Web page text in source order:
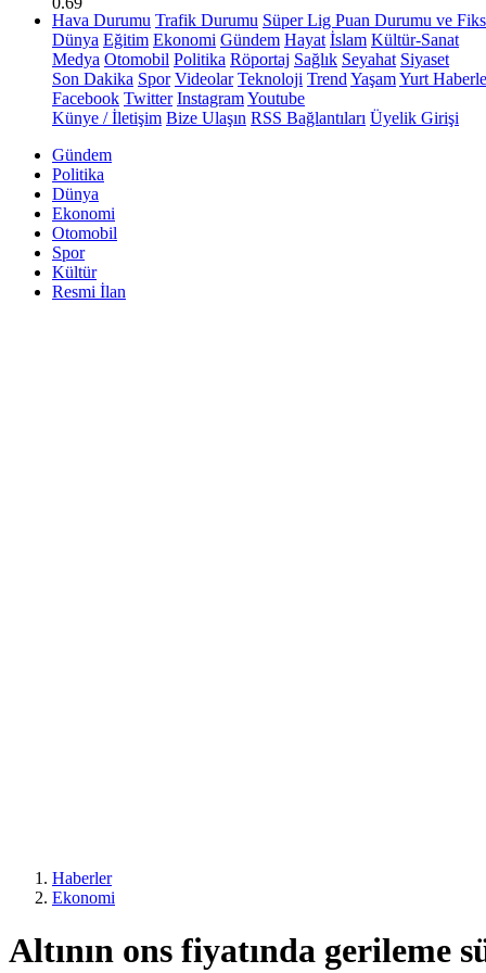
Hava Durumu Trafik Durumu Süper Lig Puan Durumu ve
Dünya Eğitim Ekonomi Gündem Hayat İslam Kültür-Sanat
Medya Otomobil Politika Röportaj Sağlık Seyahat Siyaset
Son Dakika Spor Videolar Teknoloji Trend YaşamYurt
Facebook Twitter InstagramYoutube
Künye / İletişim Bize Ulaşın RSS Bağlantıları Üyelik Girişi
Gündem
Politika
Dünya
Ekonomi
Otomobil
Spor
Kültür
Resmi İlan
Haberler
Ekonomi
Altının ons fiyatında gerileme